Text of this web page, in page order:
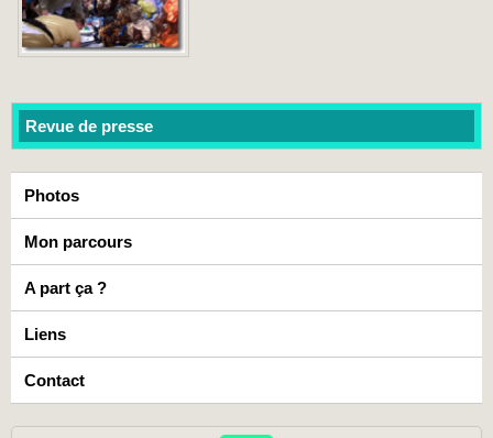
Revue de presse
Photos
Mon parcours
A part ça ?
Liens
Contact